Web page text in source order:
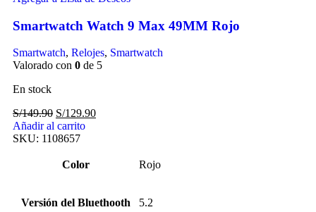
Smartwatch Watch 9 Max 49MM Rojo
Smartwatch, Relojes, Smartwatch
Valorado con 0 de 5
En stock
S/149.90 S/129.90
Añadir al carrito
SKU: 1108657
Color Rojo
Versión del Bluethooth 5.2